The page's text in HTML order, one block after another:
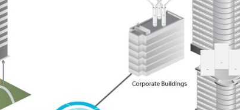
589,17 zł
NETTO: 479,00 zł